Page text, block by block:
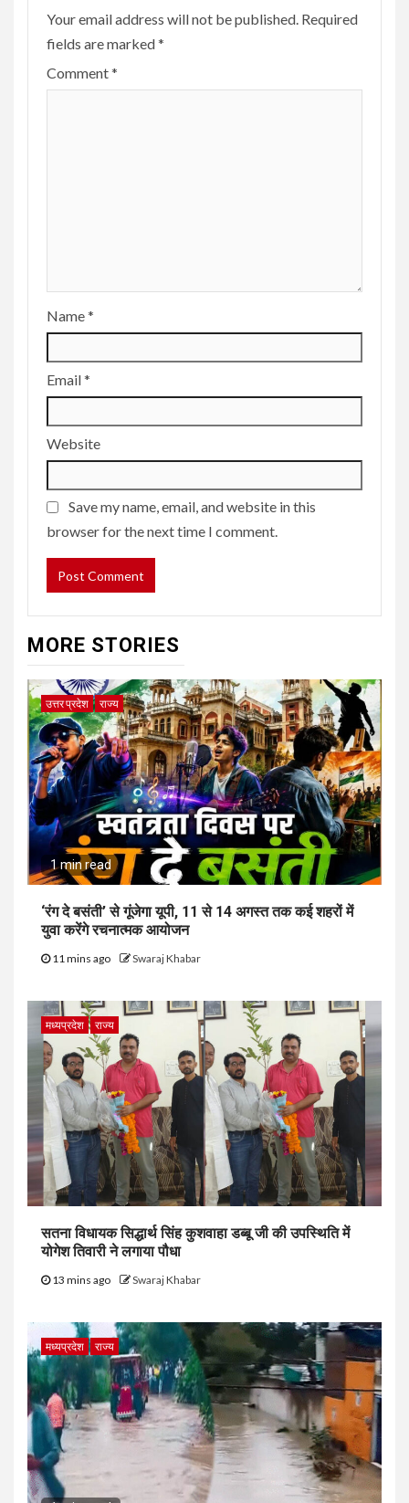
Your email address will not be published. Required
fields are marked*
Comment*
Name*
Email*
Website
Save my name, email, and website in this
browser for the next time I comment.
MORE STORIES
उत्तर प्रदेश राज्य
1 min read
‘रंग दे बसंती’ से गूंजेगा यूपी, 11 से 14 अगस्त तक कई शहरों में
युवा करेंगे रचनात्मक आयोजन
11 mins ago Swaraj Khabar
मध्यप्रदेश राज्य
सतना विधायक सिद्धार्थ सिंह कुशवाहा डब्बू जी की उपस्थिति में
योगेश तिवारी ने लगाया पौधा
13 mins ago Swaraj Khabar
मध्यप्रदेश राज्य